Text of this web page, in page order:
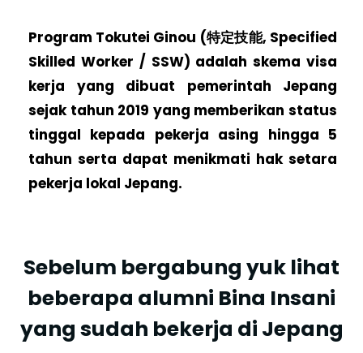
Program Tokutei Ginou (特定技能, Specified
Skilled Worker / SSW) adalah skema visa
kerja yang dibuat pemerintah Jepang
sejak tahun 2019 yang memberikan status
tinggal kepada pekerja asing hingga 5
tahun serta dapat menikmati hak setara
pekerja lokal Jepang.
Sebelum bergabung yuk lihat
beberapa alumni Bina Insani
yang sudah bekerja di Jepang